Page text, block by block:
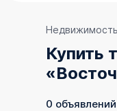
Купить
0